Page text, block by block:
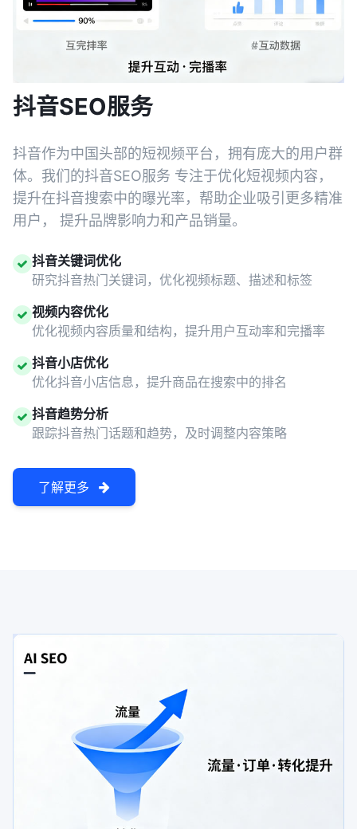
抖音SEO服务
抖音作为中国头部的短视频平台，拥有庞大的用户群
体。我们的抖音SEO服务 专注于优化短视频内容，
提升在抖音搜索中的曝光率，帮助企业吸引更多精准
用户， 提升品牌影响力和产品销量。
抖音关键词优化
研究抖音热门关键词，优化视频标题、描述和标签
视频内容优化
优化视频内容质量和结构，提升用户互动率和完播率
抖音小店优化
优化抖音小店信息，提升商品在搜索中的排名
抖音趋势分析
跟踪抖音热门话题和趋势，及时调整内容策略
了解更多